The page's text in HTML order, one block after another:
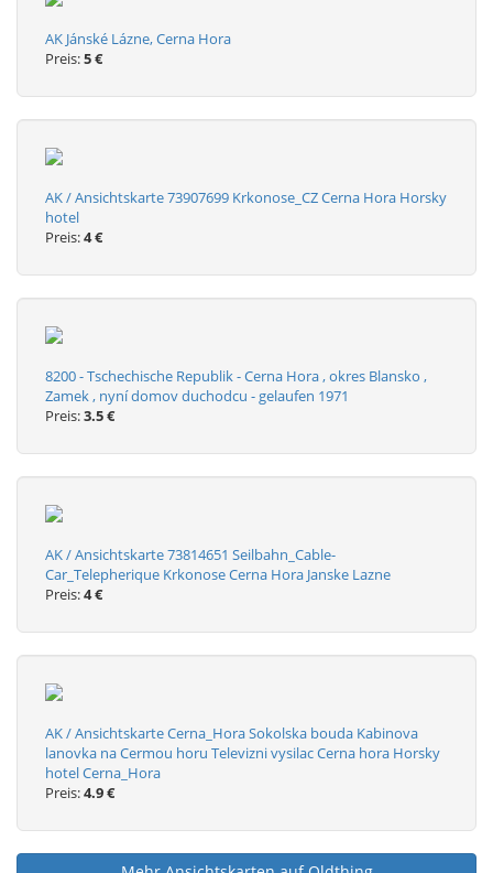
AK Jánské Lázne, Cerna Hora
Preis:5 €
AK / Ansichtskarte 73907699 Krkonose_CZ Cerna Hora Horsky
hotel
Preis:4 €
8200 - Tschechische Republik - Cerna Hora , okres Blansko ,
Zamek , nyní domov duchodcu - gelaufen 1971
Preis:3.5 €
AK / Ansichtskarte 73814651 Seilbahn_Cable-
Car_Telepherique Krkonose Cerna Hora Janske Lazne
Preis:4 €
AK / Ansichtskarte Cerna_Hora Sokolska bouda Kabinova
lanovka na Cermou horu Televizni vysilac Cerna hora Horsky
hotel Cerna_Hora
Preis:4.9 €